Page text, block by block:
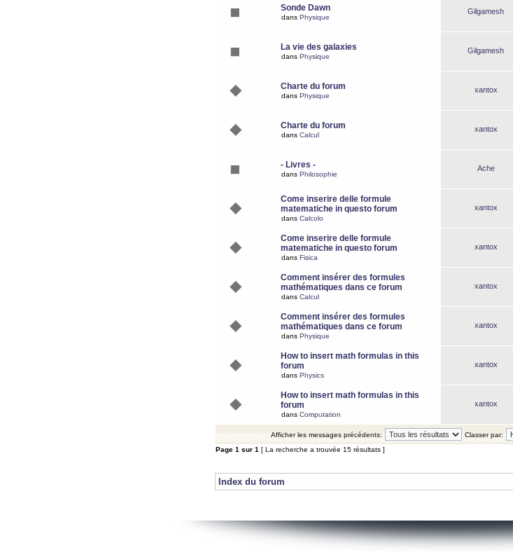
Sonde Dawn
dans Physique
Gilgamesh
La vie des galaxies
dans Physique
Gilgamesh
Charte du forum
dans Physique
xantox
Charte du forum
dans Calcul
xantox
- Livres -
dans Philosophie
Ache
Come inserire delle formule
matematiche in questo forum
dans Calcolo
xantox
Come inserire delle formule
matematiche in questo forum
dans Fisica
xantox
Comment insérer des formules
mathématiques dans ce forum
dans Calcul
xantox
Comment insérer des formules
mathématiques dans ce forum
dans Physique
xantox
How to insert math formulas in this
forum
dans Physics
xantox
How to insert math formulas in this
forum
dans Computation
xantox
Afficher les messages précédents:
Classer par:
Page 1 sur 1 [ La recherche a trouvée 15 résultats ]
Index du forum